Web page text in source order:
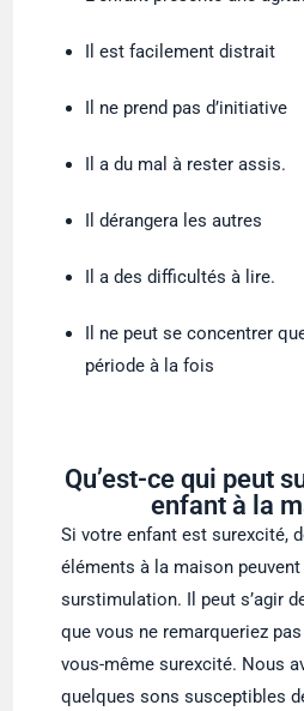
Il est facilement distrait
Il ne prend pas d’initiative
Il a du mal à rester assis.
Il dérangera les autres
Il a des difficultés à lire.
Il ne peut se concentrer
période à la fois
Qu’est-ce qui peut
enfant à la
Si votre enfant est surexcité,
éléments à la maison
surstimulation. Il peut s’agir
que vous ne remarqueriez
vous-même surexcité. Nous
quelques sons susceptibles